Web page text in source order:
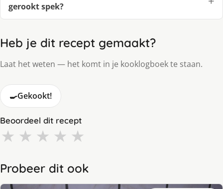
gerookt spek?
Heb je dit recept gemaakt?
Laat het weten — het komt in je kooklogboek te staan.
🍳Gekookt!
Beoordeel dit recept
★ ★ ★ ★ ★
Probeer dit ook